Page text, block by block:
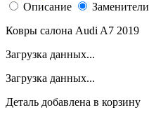
Описание
Заменители
Ковры салона Audi A7 2019
Загрузка данных...
Загрузка данных...
Деталь добавлена в корзину